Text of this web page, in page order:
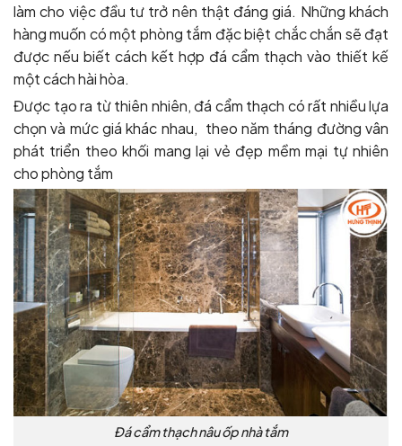
làm cho việc đầu tư trở nên thật đáng giá. Những khách
hàng muốn có một phòng tắm đặc biệt chắc chắn sẽ đạt
được nếu biết cách kết hợp đá cẩm thạch vào thiết kế
một cách hài hòa.
Được tạo ra từ thiên nhiên, đá cẩm thạch có rất nhiều lựa
chọn và mức giá khác nhau, theo năm tháng đường vân
phát triển theo khối mang lại vẻ đẹp mềm mại tự nhiên
cho phòng tắm
Đá cẩm thạch nâu ốp nhà tắm